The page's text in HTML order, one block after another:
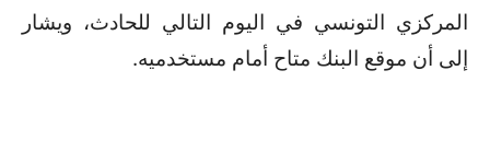
المركزي التونسي في اليوم التالي للحادث، ويشار
إلى أن موقع البنك متاح أمام مستخدميه.